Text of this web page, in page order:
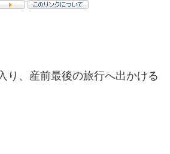
り、産前最後の旅行へ出かける